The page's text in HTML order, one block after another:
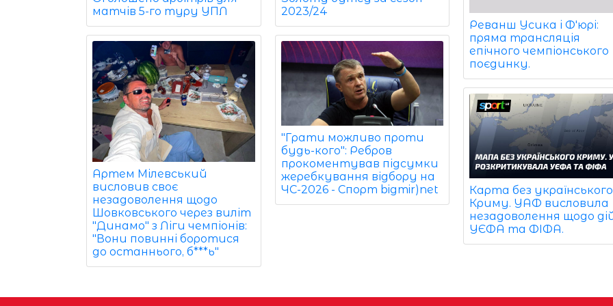
матчів 5-го туру УПЛ
Артем Мілевський
висловив своє
незадоволення щодо
Шовковського через виліт
"Динамо" з Ліги чемпіонів:
"Вони повинні боротися
до останнього, б***ь"
2023/24
"Грати можливо проти
будь-кого": Ребров
прокоментував підсумки
жеребкування відбору на
ЧС-2026 - Спорт bigmir)net
Реванш Усика і Ф'юрі:
пряма трансляція
епічного чемпіонського
поєдинку.
Карта без українського
Криму. УАФ висловила
незадоволення щодо
УЄФА та ФІФА.